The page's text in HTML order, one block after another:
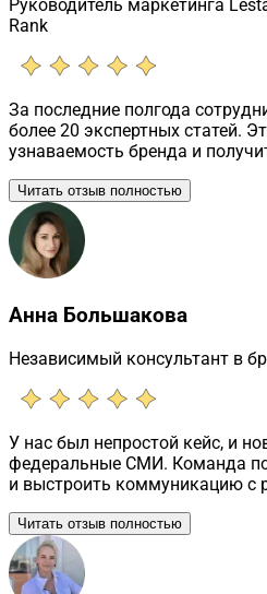
Руководитель маркетинга
Rank
За последние полгода
более 20 экспертных статей.
узнаваемость бренда и
Читать отзыв полностью
Анна Большакова
Независимый консультант в
У нас был непростой кейс, и
федеральные СМИ. Команда
и выстроить коммуникацию с
Читать отзыв полностью